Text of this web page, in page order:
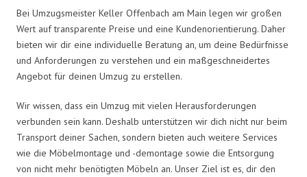
Bei Umzugsmeister Keller Offenbach am Main legen wir großen
Wert auf transparente Preise und eine Kundenorientierung. Daher
bieten wir dir eine individuelle Beratung an, um deine Bedürfnisse
und Anforderungen zu verstehen und ein maßgeschneidertes
Angebot für deinen Umzug zu erstellen.
Wir wissen, dass ein Umzug mit vielen Herausforderungen
verbunden sein kann. Deshalb unterstützen wir dich nicht nur beim
Transport deiner Sachen, sondern bieten auch weitere Services
wie die Möbelmontage und -demontage sowie die Entsorgung
von nicht mehr benötigten Möbeln an. Unser Ziel ist es, dir den